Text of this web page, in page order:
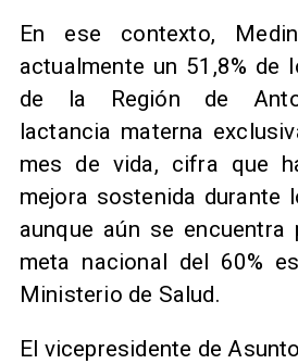
En ese contexto,
actualmente un 51,8% de
de la Región de
lactancia materna
mes de vida, cifra que
mejora sostenida durante
aunque aún se encuentra
meta nacional del 60%
Ministerio de Salud.
El vicepresidente de